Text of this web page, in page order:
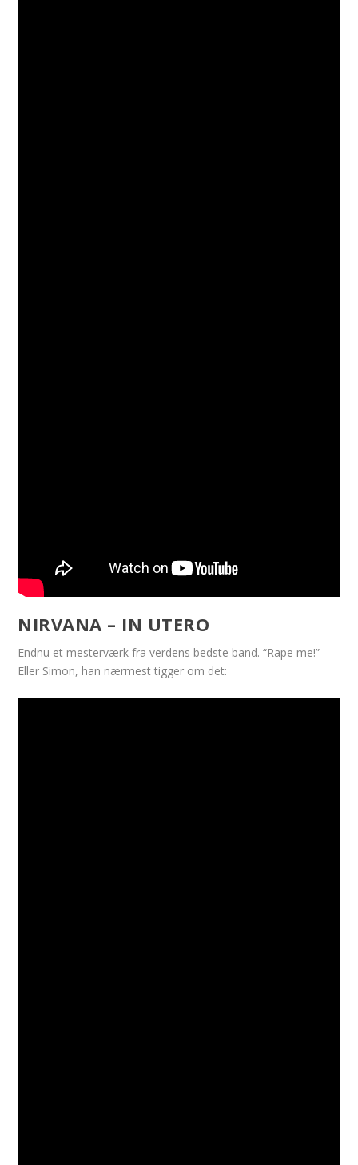
NIRVANA – IN UTERO
Endnu et mesterværk fra verdens bedste band. “Rape me!”
Eller Simon, han nærmest tigger om det: